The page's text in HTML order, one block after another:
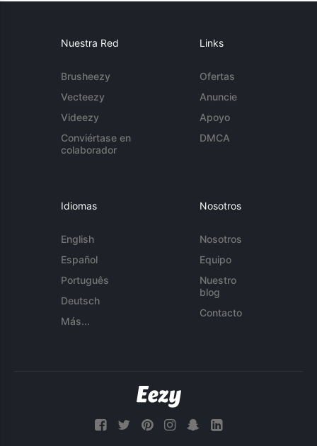
Nuestra Red
Brusheezy
Vecteezy
Videezy
Conviértase en
colaborador
Links
Ofertas
Anuncie
Apoyo
DMCA
Idiomas
English
Español
Português
Deutsch
Más...
Nosotros
Nosotros
Equipo
Nuestro
blog
Contacto